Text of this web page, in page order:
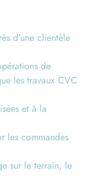
d’une clientèle
de
les travaux CVC
et à la
les commandes
sur le terrain, le